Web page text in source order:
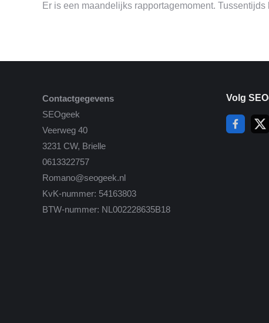
Er is een maandelijks rapportagemoment.
Contactgegevens
SEOgeek
Veerweg 40
3231 CW, Brielle
0613322757
Romano@seogeek.nl
KvK-nummer: 54163803
BTW-nummer: NL002228635B18
Volg